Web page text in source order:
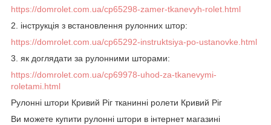
https://domrolet.com.ua/cp65298-zamer-tkanevyh-rolet.html
2. інструкція з встановлення рулонних штор:
https://domrolet.com.ua/cp65292-instruktsiya-po-ustanovke.html
3. як доглядати за рулонними шторами:
https://domrolet.com.ua/cp69978-uhod-za-tkanevymi-
roletami.html
Рулонні штори Кривий Ріг тканинні ролети Кривий Ріг
Ви можете купити рулонні штори в інтернет магазині